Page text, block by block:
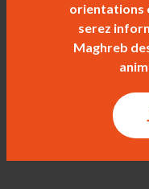
orientations
serez
Maghreb